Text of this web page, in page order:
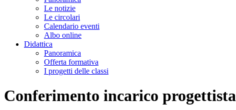
Le notizie
Le circolari
Calendario eventi
Albo online
Didattica
Panoramica
Offerta formativa
I progetti delle classi
Conferimento incarico progettista